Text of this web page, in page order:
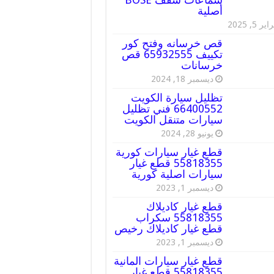
أصلية
5, 2025
قص خرسانه وفتح كور
تكييف 65932555 قص
خرسانات
ديسمبر 18, 2024
تظليل سيارة الكويت
66400552 فني تظليل
سيارات متنقل الكويت
يونيو 28, 2024
قطع غيار سيارات كورية
55818355 قطع غيار
سيارات اصلية كورية
ديسمبر 1, 2023
قطع غيار كاديلاك
55818355 سكراب
قطع غيار كاديلاك رخيص
ديسمبر 1, 2023
قطع غيار سيارات المانية